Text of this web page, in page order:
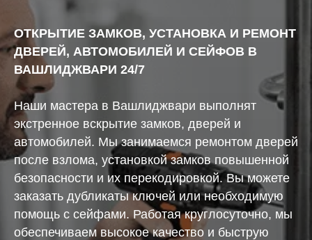
ОТКРЫТИЕ ЗАМКОВ, УСТАНОВКА И РЕМОНТ
ДВЕРЕЙ, АВТОМОБИЛЕЙ И СЕЙФОВ В
ВАШЛИДЖВАРИ 24/7
Наши мастера в Вашлиджвари выполнят
экстренное вскрытие замков, дверей и
автомобилей. Мы занимаемся ремонтом дверей
после взлома, установкой замков повышенной
безопасности и их перекодировкой. Вы можете
заказать дубликаты ключей или необходимую
помощь с сейфами. Работая круглосуточно, мы
обеспечиваем высокое качество и быструю